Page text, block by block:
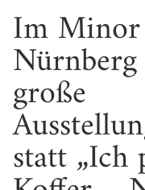
Im
große
statt „Ich